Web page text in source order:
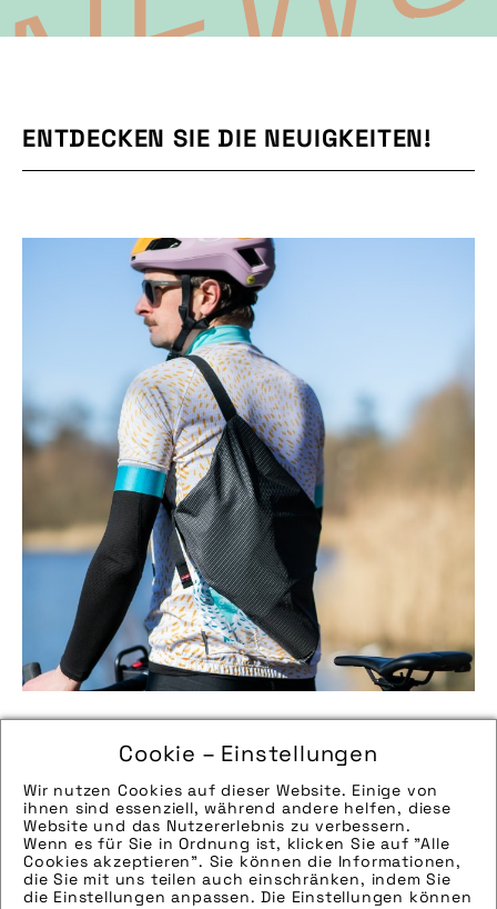
Cookie – Einstellungen
Wir nutzen Cookies auf dieser Website. Einige von
ihnen sind essenziell, während andere helfen, diese
Website und das Nutzererlebnis zu verbessern.
Wenn es für Sie in Ordnung ist, klicken Sie auf "Alle
Cookies akzeptieren". Sie können die Informationen,
die Sie mit uns teilen auch einschränken, indem Sie
die Einstellungen anpassen. Die Einstellungen können
ENTDECKEN SIE DIE NEUIGKEITEN!
Berlin „Musette“
mehr erfahren